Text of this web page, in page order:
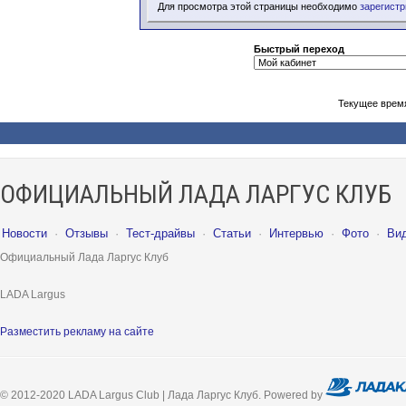
Для просмотра этой страницы необходимо
Быстрый переход
Текущее
ОФИЦИАЛЬНЫЙ ЛАДА ЛАРГУС КЛУБ
Новости · Отзывы · Тест-драйвы · Статьи · Интервью · Фото ·
Официальный Лада Ларгус Клуб
LADA Largus
Разместить рекламу на сайте
© 2012-2020 LADA Largus Club | Лада Ларгус Клуб. Powered by